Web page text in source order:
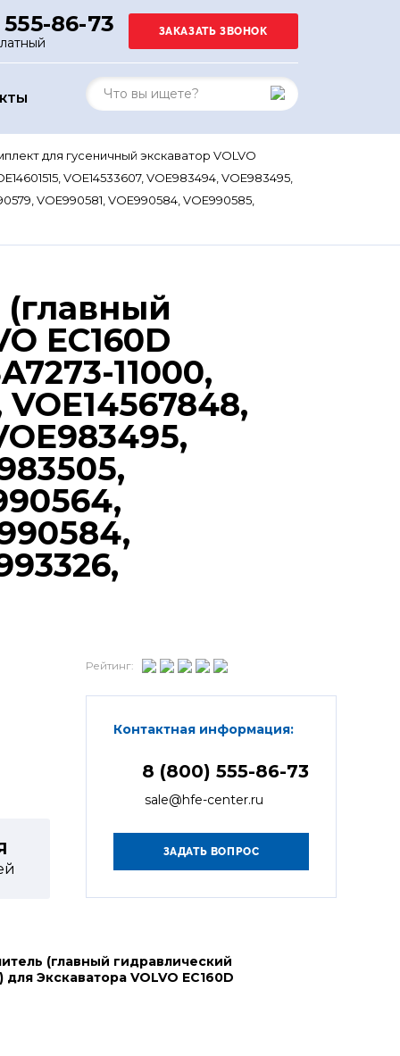
86-73
для гусеничный экскаватор VOLVO
VOE14533607, VOE983494, VOE983495,
VOE990581, VOE990584, VOE990585,
EC160D
11000,
VOE14567848,
Рейтинг:
Контактная информация:
8 (800) 555-86-73
sale@hfe-center.ru
(главный гидравлический
Экскаватора VOLVO EC160D